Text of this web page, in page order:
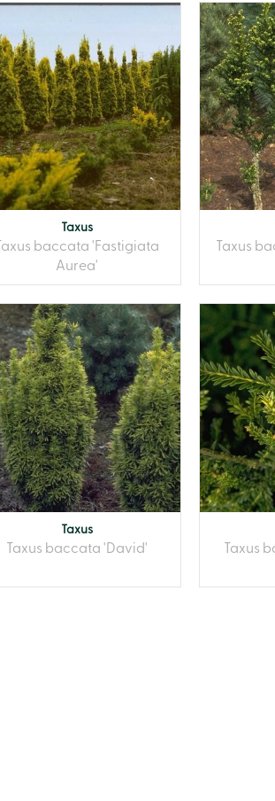
Taxus
Taxus baccata 'Fastigiata
Aurea'
Taxus
Taxus
Taxus baccata 'David'
Taxus